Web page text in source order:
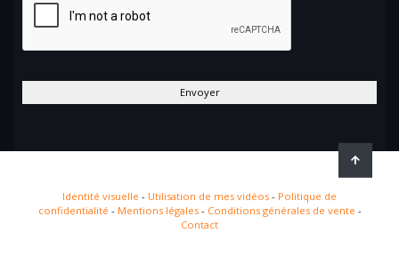
Identité visuelle - Utilisation de mes vidéos - Politique de
confidentialité - Mentions légales- Conditions générales de vente -
Contact